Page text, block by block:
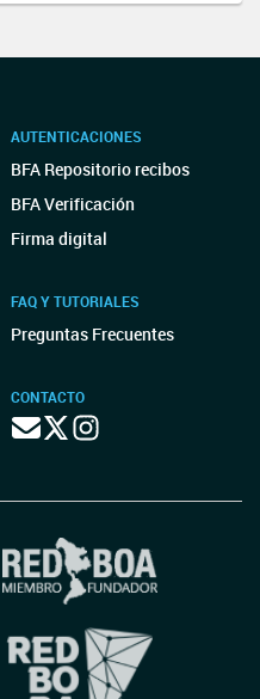
AUTENTICACIONES
BFA Repositorio recibos
BFA Verificación
Firma digital
FAQ Y TUTORIALES
Preguntas Frecuentes
CONTACTO